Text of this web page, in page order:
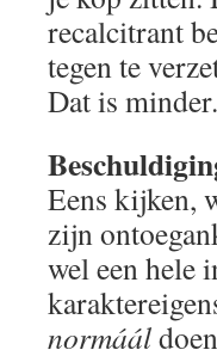
recalcitrant
tegen te
Dat is minder.
Eens kijken,
zijn
wel een hele
normáál